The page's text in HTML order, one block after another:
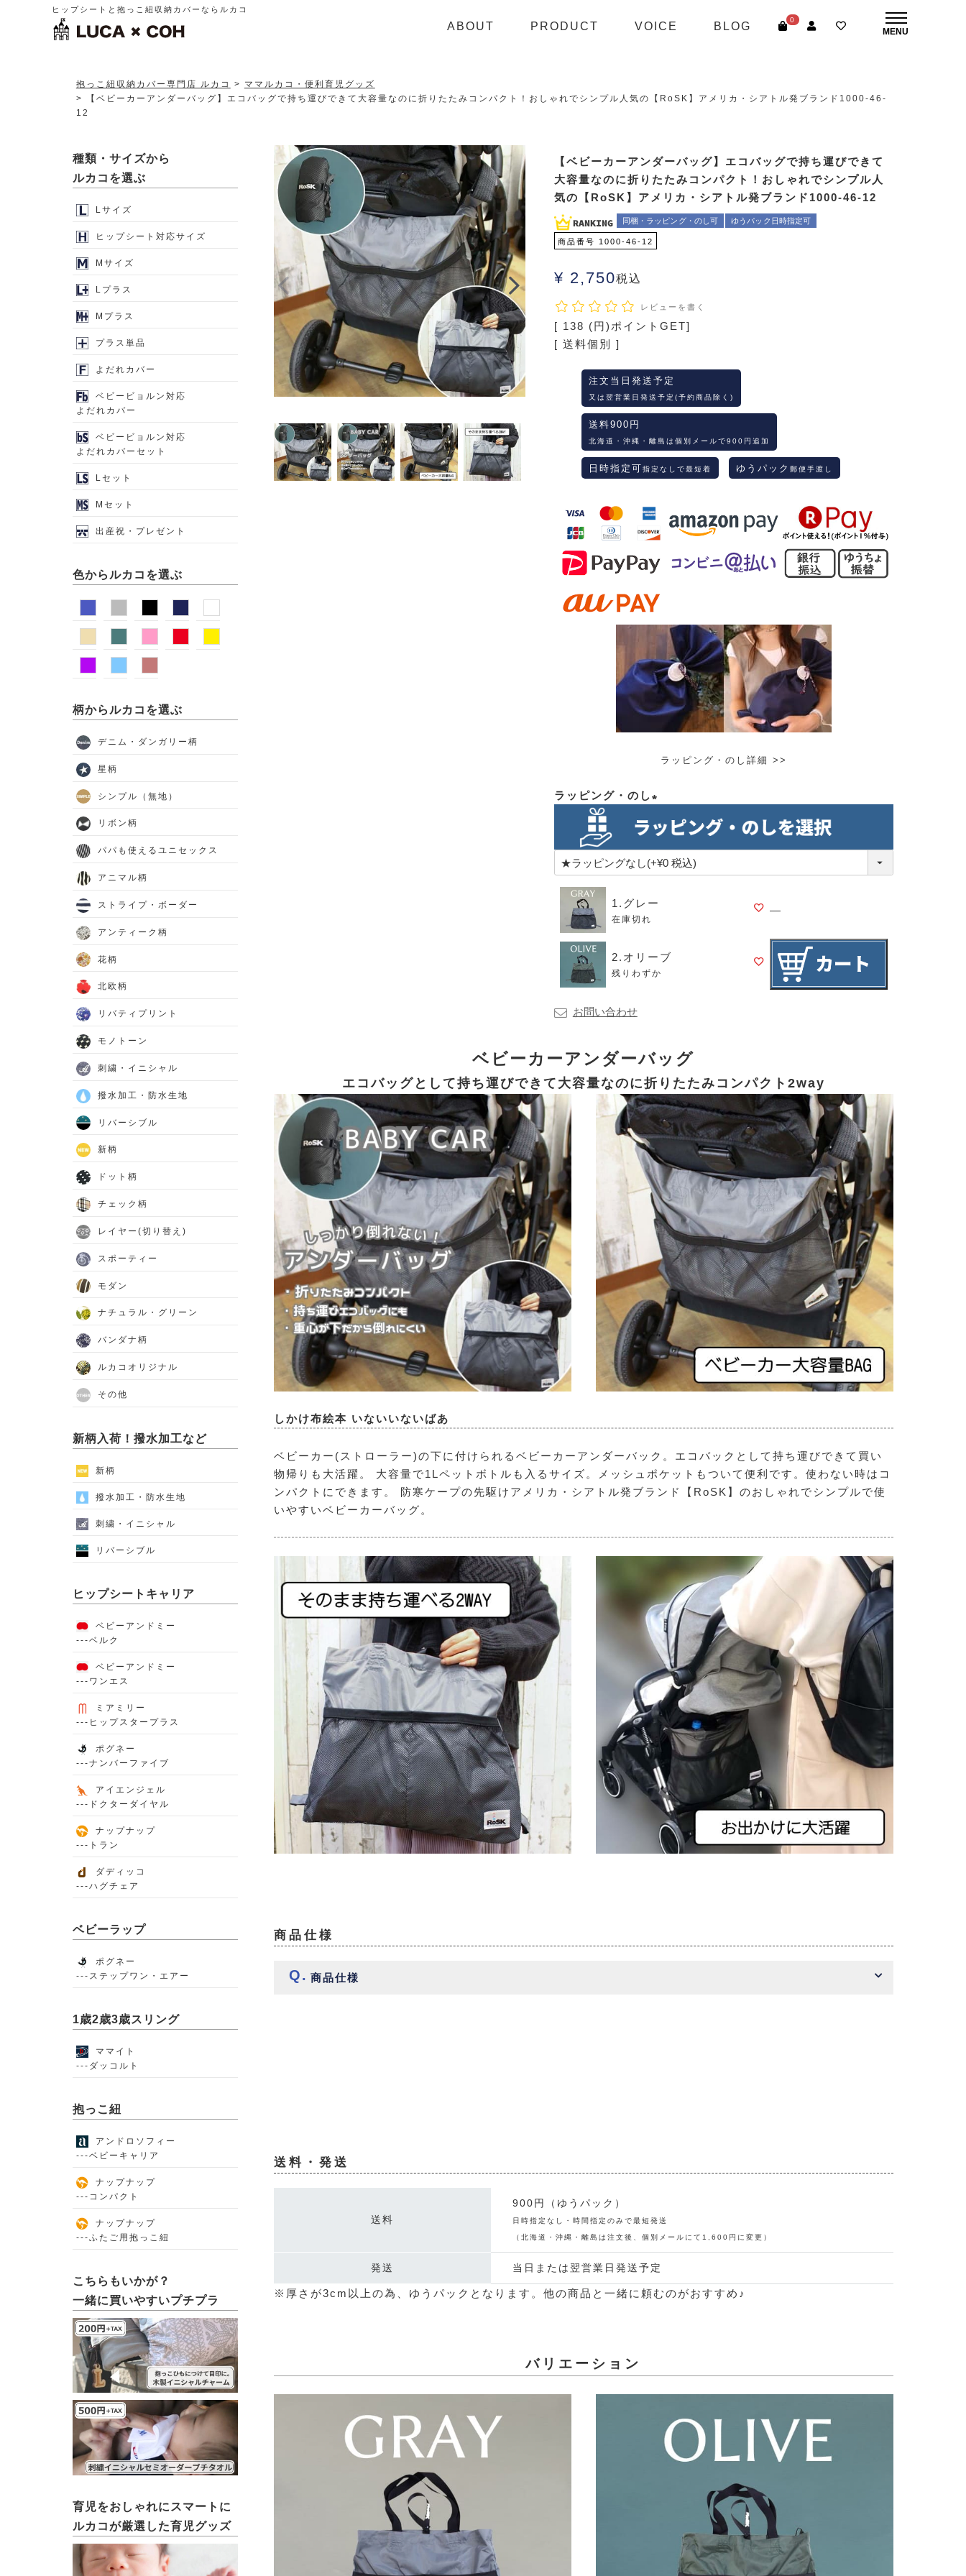
ヒップシートと抱っこ紐収納カバーならルカコ
ABOUT PRODUCT VOICE BLOG
0
抱っこ紐収納カバー専門店 ルカコ
ママルカコ・便利育児グッズ
【ベビーカーアンダーバッグ】エコバッグで持ち運びできて大容量なのに折りたたみコンパクト！おしゃれでシンプル人気の【RoSK】アメリカ・シアトル発ブランド1000-46-
12
【ベビーカーアンダーバッグ】エコバッグで持ち運びできて
大容量なのに折りたたみコンパクト！おしゃれでシンプル人
気の【RoSK】アメリカ・シアトル発ブランド1000-46-12
同梱・ラッピング・のし可 ゆうパック日時指定可
商品番号 1000-46-12
¥ 2,750税込
レビューを書く
[ 138 (円)ポイントGET]
送料個別
注文当日発送予定
又は翌営業日発送予定(予約商品除く)
送料900円
北海道・沖縄・離島は個別メールで900円追加
日時指定可指定なしで最短着 ゆうパック 郵便手渡し
ラッピング・のし詳細 >>
ラッピング・のし
須)
1.グレー
在庫切れ
—
2.オリーブ
残りわずか
お問い合わせ
ベビーカーアンダーバッグ
エコバッグとして持ち運びできて大容量なのに折りたたみコンパクト2way
しかけ布絵本 いないいないばあ
ベビーカー(ストローラー)の下に付けられるベビーカーアンダーバック。エコバックとして持ち運びできて買い
物帰りも大活躍。 大容量で1Lペットボトルも入るサイズ。メッシュポケットもついて便利です。使わない時はコ
ンパクトにできます。 防寒ケープの先駆けアメリカ・シアトル発ブランド【RoSK】のおしゃれでシンプルで使
いやすいベビーカーバッグ。
商品仕様
商品仕様
送料・発送
送料
900円（ゆうパック）
日時指定なし・時間指定のみで最短発送
（北海道・沖縄・離島は注文後、個別メールにて1,600円に変更）
発送 当日または翌営業日発送予定
※厚さが3cm以上の為、ゆうパックとなります。他の商品と一緒に頼むのがおすすめ♪
バリエーション
種類・サイズから
ルカコを選ぶ
Lサイズ
ヒップシート対応サイズ
Mサイズ
Lプラス
Mプラス
プラス単品
よだれカバー
ベビービョルン対応
よだれカバー
ベビービョルン対応
よだれカバーセット
Lセット
Mセット
出産祝・プレゼント
色からルカコを選ぶ
柄からルカコを選ぶ
デニム・ダンガリー柄
星柄
シンプル（無地）
リボン柄
パパも使えるユニセックス
アニマル柄
ストライプ・ボーダー
アンティーク柄
花柄
北欧柄
リバティプリント
モノトーン
刺繍・イニシャル
撥水加工・防水生地
リバーシブル
新柄
ドット柄
チェック柄
レイヤー(切り替え)
スポーティー
モダン
ナチュラル・グリーン
バンダナ柄
ルカコオリジナル
その他
新柄入荷！撥水加工など
新柄
撥水加工・防水生地
刺繍・イニシャル
リバーシブル
ヒップシートキャリア
ベビーアンドミー
---ベルク
ベビーアンドミー
---ワンエス
ミアミリー
---ヒップスタープラス
ポグネー
---ナンバーファイブ
アイエンジェル
---ドクターダイヤル
ナップナップ
---トラン
ダディッコ
---ハグチェア
ベビーラップ
ポグネー
---ステップワン・エアー
1歳2歳3歳スリング
ママイト
---ダッコルト
抱っこ紐
アンドロソフィー
---ベビーキャリア
ナップナップ
---コンパクト
ナップナップ
---ふたご用抱っこ紐
こちらもいかが？
一緒に買いやすいプチプラ
育児をおしゃれにスマートに
ルカコが厳選した育児グッズ